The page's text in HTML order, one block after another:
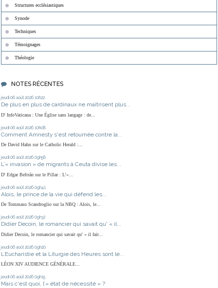
Structures ecclésiastiques
Synode
Techniques
Témoignages
Théologie
NOTES RÉCENTES
jeudi 06 août 2026 10h22
De plus en plus de cardinaux ne maîtrisent plus...
D' InfoVaticana : Une Église sans langage : de...
jeudi 06 août 2026 10h08
Comment Amnesty s'est retournée contre la...
De David Hahn sur le Catholic Herald :...
jeudi 06 août 2026 09h58
L’« invasion » de migrants à Ceuta divise les...
D' Edgar Beltrán sur le Pillar : L’«...
jeudi 06 août 2026 09h41
Alois, le prince de la vie qui défend les...
De Tommaso Scandroglio sur la NBQ : Alois, le...
jeudi 06 août 2026 09h32
Didier Decoin, le romancier qui savait qu' « il...
Didier Decoin, le romancier qui savait qu' « il fait...
jeudi 06 août 2026 09h20
L’Eucharistie et la Liturgie des Heures sont le...
LÉON XIV AUDIENCE GÉNÉRALE...
jeudi 06 août 2026 09h15
Mais c'est quoi, l’« état de nécessité » ?